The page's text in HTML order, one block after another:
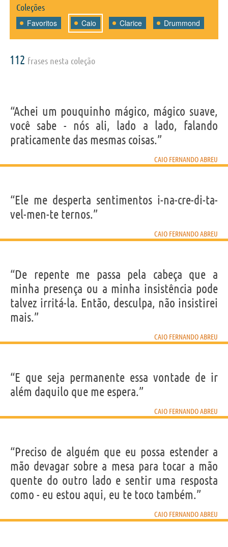
Coleções
Favoritos
Caio Clarice Drummond
112 frases nesta coleção
“Achei um pouquinho mágico, mágico suave,
você sabe - nós ali, lado a lado, falando
praticamente das mesmas coisas.”
CAIO FERNANDO ABREU
“Ele me desperta sentimentos i-na-cre-di-ta-
vel-men-te ternos.”
CAIO FERNANDO ABREU
“De repente me passa pela cabeça que a
minha presença ou a minha insistência pode
talvez irritá-la. Então, desculpa, não insistirei
mais.”
CAIO FERNANDO ABREU
“E que seja permanente essa vontade de ir
além daquilo que me espera.”
CAIO FERNANDO ABREU
“Preciso de alguém que eu possa estender a
mão devagar sobre a mesa para tocar a mão
quente do outro lado e sentir uma resposta
como - eu estou aqui, eu te toco também.”
CAIO FERNANDO ABREU